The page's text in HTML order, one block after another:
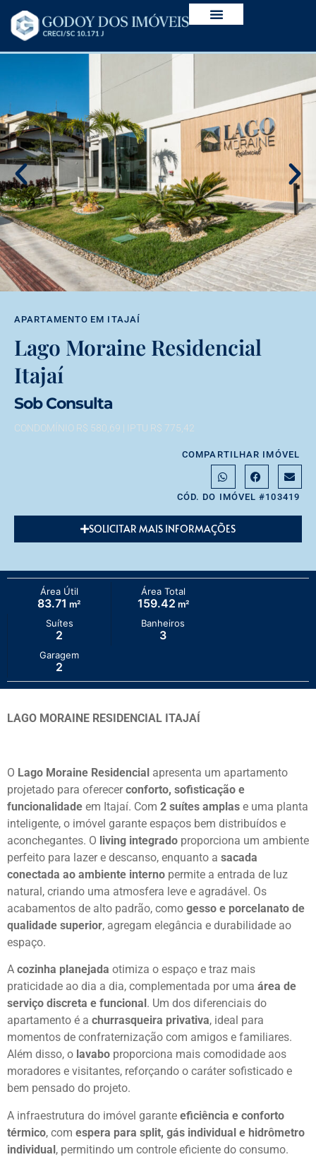
APARTAMENTO EM ITAJAÍ
Lago Moraine Residencial
Itajaí
Sob Consulta
CONDOMÍNIO R$ 580,69 | IPTU R$ 775,42
COMPARTILHAR IMÓVEL
CÓD. DO IMÓVEL #103419
SOLICITAR MAIS INFORMAÇÕES
Área Útil
83.71 m²
Área Total
159.42 m²
Suítes
2
Banheiros
3
Garagem
2
LAGO MORAINE RESIDENCIAL ITAJAÍ
O Lago Moraine Residencial apresenta um apartamento
projetado para oferecerconforto, sofisticação e
funcionalidade em Itajaí. Com 2 suítes amplas e uma planta
inteligente, o imóvel garante espaços bem distribuídos e
aconchegantes. O living integrado proporciona um ambiente
perfeito para lazer e descanso, enquanto a sacada
conectada ao ambiente interno permite a entrada de luz
natural, criando uma atmosfera leve e agradável. Os
acabamentos de alto padrão, como gesso e porcelanato de
qualidade superior, agregam elegância e durabilidade ao
espaço.
A cozinha planejada otimiza o espaço e traz mais
praticidade ao dia a dia, complementada por uma área de
serviço discreta e funcional . Um dos diferenciais do
apartamento é a churrasqueira privativa, ideal para
momentos de confraternização com amigos e familiares.
Além disso, o lavabo proporciona mais comodidade aos
moradores e visitantes, reforçando o caráter sofisticado e
bem pensado do projeto.
A infraestrutura do imóvel garante eficiência e conforto
térmico, com espera para split, gás individual e hidrômetro
individual, permitindo um controle eficiente do consumo.